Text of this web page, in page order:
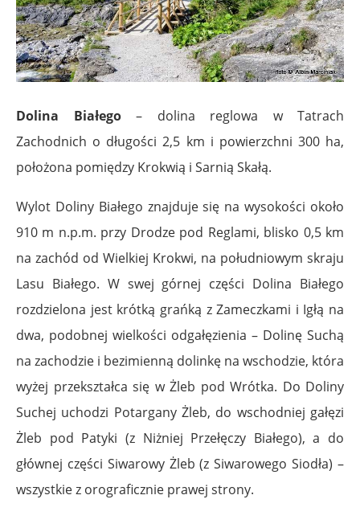
Dolina Białego– dolina reglowa w Tatrach
Zachodnich o długości 2,5 km i powierzchni 300 ha,
położona pomiędzy Krokwią i Sarnią Skałą.
Wylot Doliny Białego znajduje się na wysokości około
910 m n.p.m. przy Drodze pod Reglami, blisko 0,5 km
na zachód od Wielkiej Krokwi, na południowym skraju
Lasu Białego. W swej górnej części Dolina Białego
rozdzielona jest krótką grańką zZameczkami i Igłą na
dwa, podobnej wielkości odgałęzienia – Dolinę Suchą
na zachodzie i bezimienną dolinkę na wschodzie, która
wyżej przekształca się w Żleb pod Wrótka. Do Doliny
Suchej uchodzi Potargany Żleb, do wschodniej gałęzi
Żleb pod Patyki (z Niżniej Przełęczy Białego), a do
głównej części Siwarowy Żleb (z Siwarowego Siodła) –
wszystkie z orograficznie prawej strony.